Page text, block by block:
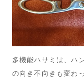
多機能ハサミは、ハ
の向き不向きも変わ